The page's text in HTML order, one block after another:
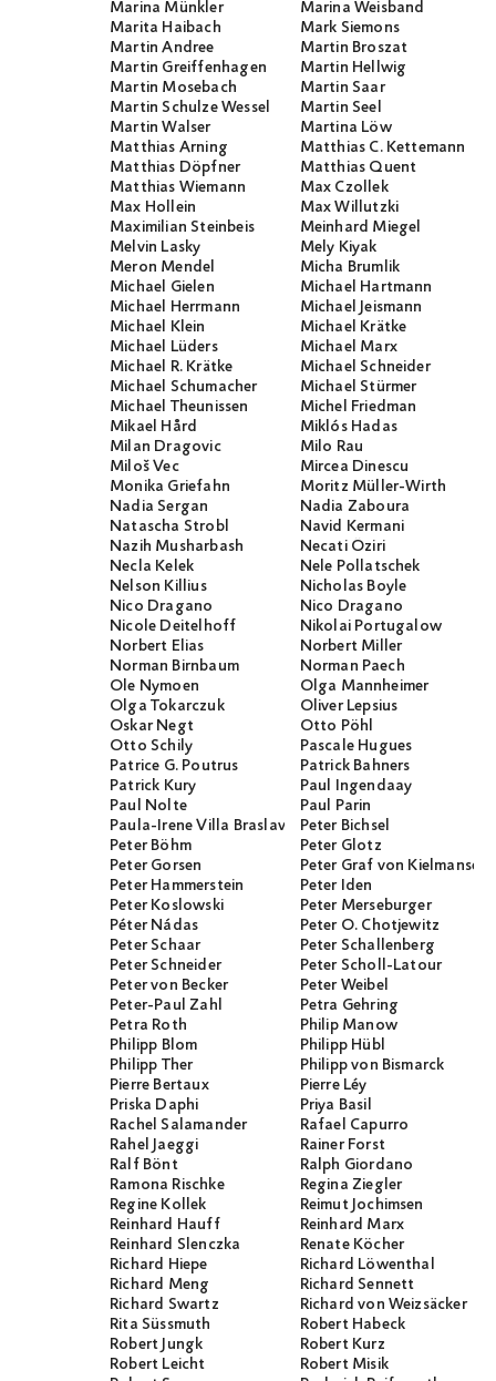
Marina Münkler
Marina Weisband
Marita Haibach
Mark Siemons
Martin Andree
Martin Broszat
Martin Greiffenhagen
Martin Hellwig
Martin Mosebach
Martin Saar
Martin Schulze Wessel
Martin Seel
Martin Walser
Martina Löw
Matthias Arning
Matthias C. Kettemann
Matthias Döpfner
Matthias Quent
Matthias Wiemann
Max Czollek
Max Hollein
Max Willutzki
Maximilian Steinbeis
Meinhard Miegel
Melvin Lasky
Mely Kiyak
Meron Mendel
Micha Brumlik
Michael Gielen
Michael Hartmann
Michael Herrmann
Michael Jeismann
Michael Klein
Michael Krätke
Michael Lüders
Michael Marx
Michael R. Krätke
Michael Schneider
Michael Schumacher
Michael Stürmer
Michael Theunissen
Michel Friedman
Mikael Hård
Miklós Hadas
Milan Dragovic
Milo Rau
Miloš Vec
Mircea Dinescu
Monika Griefahn
Moritz Müller-Wirth
Nadia Sergan
Nadia Zaboura
Natascha Strobl
Navid Kermani
Nazih Musharbash
Necati Öziri
Necla Kelek
Nele Pollatschek
Nelson Killius
Nicholas Boyle
Nico Dragano
Nico Dragano
Nicole Deitelhoff
Nikolai Portugalow
Norbert Elias
Norbert Miller
Norman Birnbaum
Norman Paech
Ole Nymoen
Olga Mannheimer
Olga Tokarczuk
Oliver Lepsius
Oskar Negt
Otto Pöhl
Otto Schily
Pascale Hugues
Patrice G. Poutrus
Patrick Bahners
Patrick Kury
Paul Ingendaay
Paul Nolte
Paul Parin
Paula-Irene Villa BraslavskyPeter Bichsel
Peter Böhm
Peter Glotz
Peter Gorsen
Peter Graf von
Peter Hammerstein
Peter Iden
Peter Koslowski
Peter Merseburger
Péter Nádas
Peter O. Chotjewitz
Peter Schaar
Peter Schallenberg
Peter Schneider
Peter Scholl-Latour
Peter von Becker
Peter Weibel
Peter-Paul Zahl
Petra Gehring
Petra Roth
Philip Manow
Philipp Blom
Philipp Hübl
Philipp Ther
Philipp von Bismarck
Pierre Bertaux
Pierre Léy
Priska Daphi
Priya Basil
Rachel Salamander
Rafael Capurro
Rahel Jaeggi
Rainer Forst
Ralf Bönt
Ralph Giordano
Ramona Rischke
Regina Ziegler
Regine Kollek
Reimut Jochimsen
Reinhard Hauff
Reinhard Marx
Reinhard Slenczka
Renate Köcher
Richard Hiepe
Richard Löwenthal
Richard Meng
Richard Sennett
Richard Swartz
Richard von Weizsäcker
Rita Süssmuth
Robert Habeck
Robert Jungk
Robert Kurz
Robert Leicht
Robert Misik